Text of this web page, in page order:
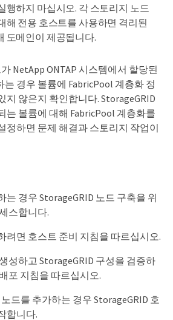
행하지 마십시오. 각 스토리지 노드
해 전용 호스트를 사용하면 격리된
도메인이 제공됩니다.
NetApp ONTAP 시스템에서 할당된
경우 볼륨에 FabricPool 계층화 정
지 않은지 확인합니다. StorageGRID
는 볼륨에 대해 FabricPool 계층화를
정하면 문제 해결과 스토리지 작업이
는 경우 StorageGRID 노드 구축을 위
스합니다.
려면 호스트 준비 지침을 따르십시오.
성하고 StorageGRID 구성을 검증하
포 지침을 따르십시오.
드를 추가하는 경우 StorageGRID 호
합니다.